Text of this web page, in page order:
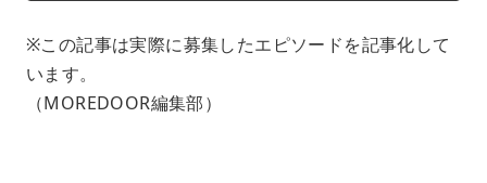
※この記事は実際に募集したエピソードを記事化して
います。
（MOREDOOR編集部）